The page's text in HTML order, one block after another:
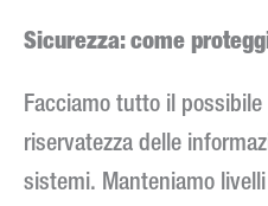
Sicurezza: come
Facciamo tutto il
riservatezza delle
sistemi. Manteniamo